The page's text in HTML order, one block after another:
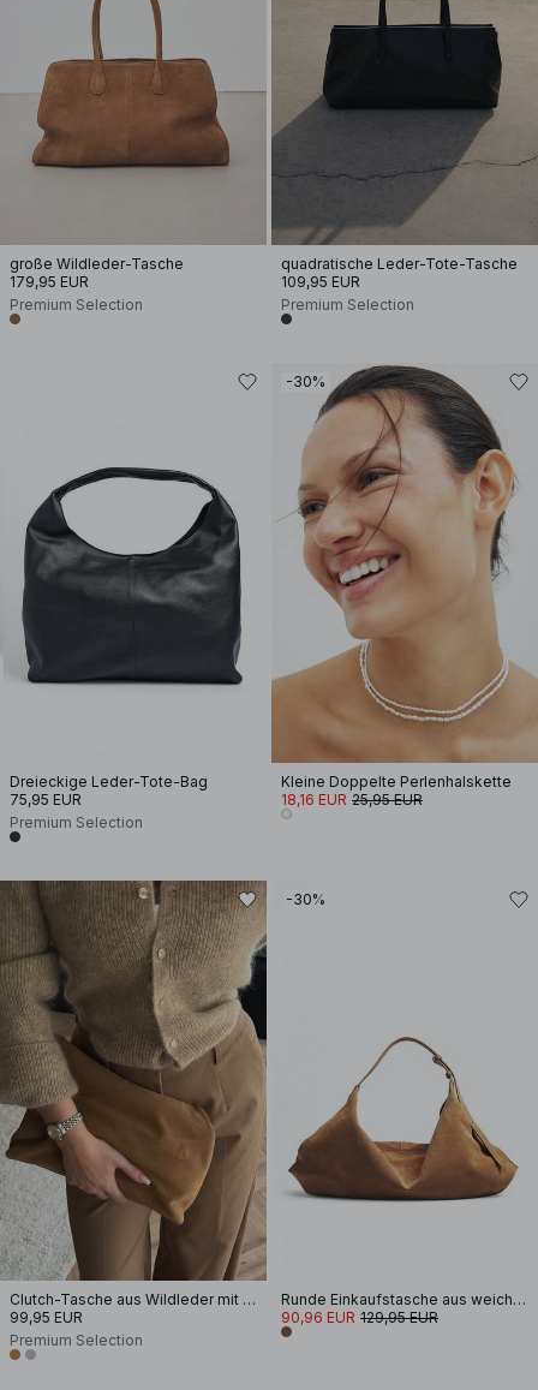
große Wildleder-Tasche
179,95 EUR
Premium Selection
quadratische Leder-Tote-Tasche
109,95 EUR
Premium Selection
Dreieckige Leder-Tote-Bag
75,95 EUR
Premium Selection
-30%
Kleine Doppelte Perlenhalskette
18,16 EUR 25,95 EUR
Clutch-Tasche aus Wildleder mit Faltendetail
99,95 EUR
Premium Selection
-30%
Runde Einkaufstasche aus weichem Wildleder
90,96 EUR 129,95 EUR